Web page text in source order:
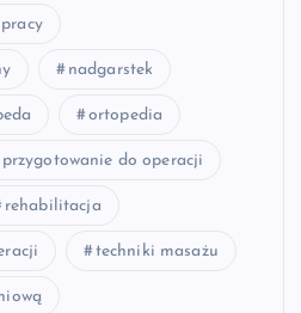
nadgarstek
ortopedia
przygotowanie do operacji
rehabilitacja
techniki masażu